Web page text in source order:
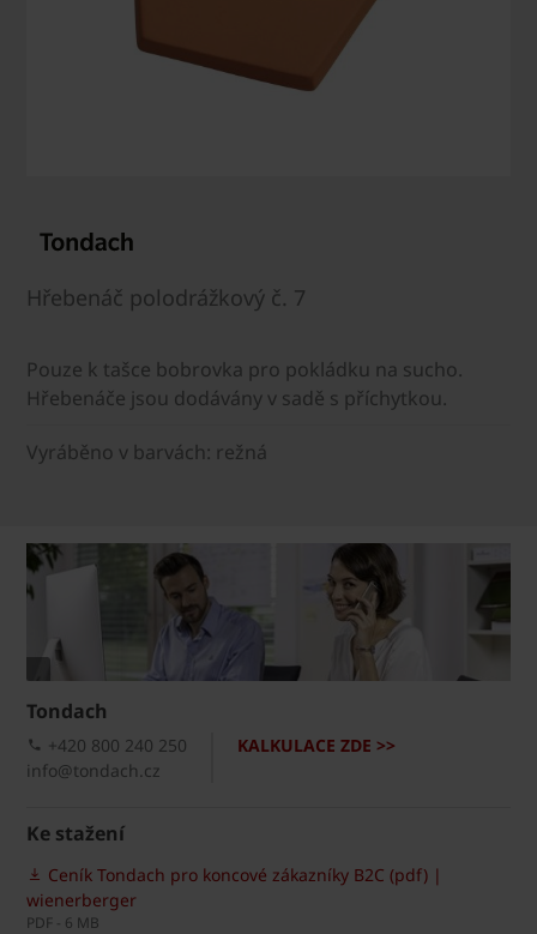
Hřebenáč polodrážkový č. 7
Pouze k tašce bobrovka pro pokládku na sucho.
Hřebenáče jsou dodávány v sadě s příchytkou.
Vyráběno v barvách: režná
Tondach
KALKULACE ZDE >>
+420 800 240 250
info@tondach.cz
Ke stažení
Ceník Tondach pro koncové zákazníky B2C (pdf) |
wienerberger
PDF - 6 MB